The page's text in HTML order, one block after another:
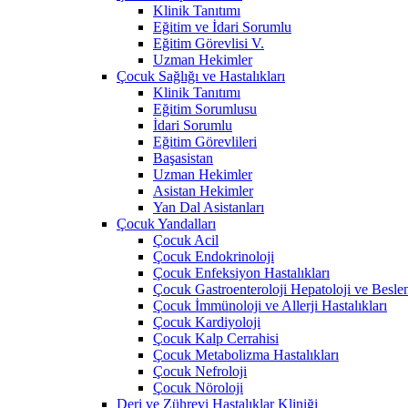
Klinik Tanıtımı
Eğitim ve İdari Sorumlu
Eğitim Görevlisi V.
Uzman Hekimler
Çocuk Sağlığı ve Hastalıkları
Klinik Tanıtımı
Eğitim Sorumlusu
İdari Sorumlu
Eğitim Görevlileri
Başasistan
Uzman Hekimler
Asistan Hekimler
Yan Dal Asistanları
Çocuk Yandalları
Çocuk Acil
Çocuk Endokrinoloji
Çocuk Enfeksiyon Hastalıkları
Çocuk Gastroenteroloji Hepatoloji ve
Çocuk İmmünoloji ve Allerji Hastalıkları
Çocuk Kardiyoloji
Çocuk Kalp Cerrahisi
Çocuk Metabolizma Hastalıkları
Çocuk Nefroloji
Çocuk Nöroloji
Deri ve Zührevi Hastalıklar Kliniği